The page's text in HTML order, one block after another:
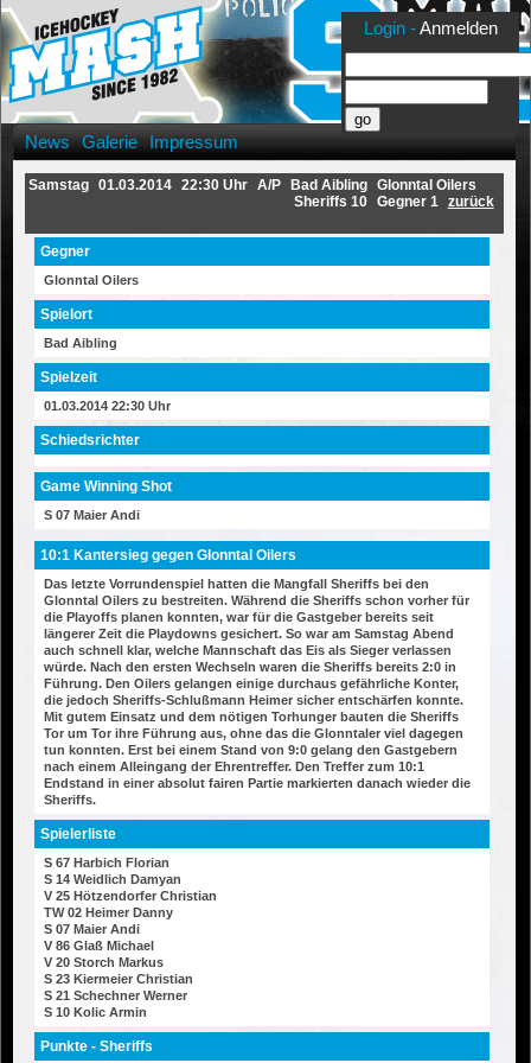
News Galerie Impressum
Samstag 01.03.2014 22:30 Uhr A/P Bad Aibling Glonntal Oilers
zurück
Sheriffs 10 Gegner 1
Gegner
Glonntal Oilers
Spielort
Bad Aibling
Spielzeit
01.03.2014 22:30 Uhr
Schiedsrichter
Game Winning Shot
S 07 Maier Andi
10:1 Kantersieg gegen Glonntal Oilers
Das letzte Vorrundenspiel hatten die Mangfall Sheriffs bei den
Glonntal Oilers zu bestreiten. Während die Sheriffs schon vorher für
die Playoffs planen konnten, war für die Gastgeber bereits seit
längerer Zeit die Playdowns gesichert. So war am Samstag Abend
auch schnell klar, welche Mannschaft das Eis als Sieger verlassen
würde. Nach den ersten Wechseln waren die Sheriffs bereits 2:0 in
Führung. Den Oilers gelangen einige durchaus gefährliche Konter,
die jedoch Sheriffs-Schlußmann Heimer sicher entschärfen konnte.
Mit gutem Einsatz und dem nötigen Torhunger bauten die Sheriffs
Tor um Tor ihre Führung aus, ohne das die Glonntaler viel dagegen
tun konnten. Erst bei einem Stand von 9:0 gelang den Gastgebern
nach einem Alleingang der Ehrentreffer. Den Treffer zum 10:1
Endstand in einer absolut fairen Partie markierten danach wieder die
Sheriffs.
Spielerliste
S 67 Harbich Florian
S 14 Weidlich Damyan
V 25 Hötzendorfer Christian
TW 02 Heimer Danny
S 07 Maier Andi
V 86 Glaß Michael
V 20 Storch Markus
S 23 Kiermeier Christian
S 21 Schechner Werner
S 10 Kolic Armin
Punkte - Sheriffs
Login -Anmelden